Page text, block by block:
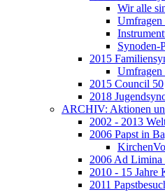
Wir alle
Umfragen
Synoden-
2015
Umfragen
2015 Council 50
2018
ARCHIV: Aktionen
2002 - 2013
2006 Papst in
2006 Ad
2010 - 15 Jahre
2011